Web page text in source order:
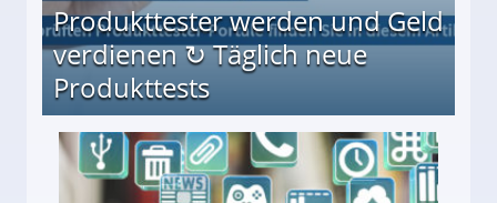
Produkttester werden und Geld
verdienen ↻ Täglich neue
Produkttests
↻ Täglich neue Produkttests